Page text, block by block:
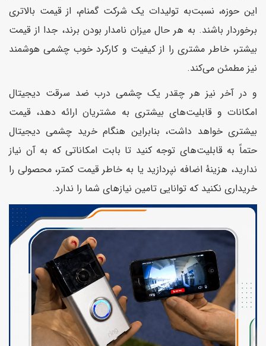
این حوزه، نسبت‌به تولیدات یک شرکت گمنام، از قیمت بالاتری
برخوردار باشند. به هر حال میزان نامدار بودن برند، جدا از قیمت
بیشتر، خاطر مشتری را از کیفیت و کارکرد خوب چشمی هوشمند
نیز مطمئن می‌کند.
و در آخر نیز هر چقدر یک چشمی درب ضد سرقت دیجیتال
امکانات و قابلیت‌های بیشتری به مشتریان ارائه دهد، قیمت
بیشتری خواهد داشت، بنابراین هنگام خرید چشمی دیجیتال
حتماً به قابلیت‌های توجه کنید تا بابت امکاناتی که به آن نیاز
ندارید، هزینهٔ اضافه نپردازید یا به خاطر قیمت کمتر، محصولی را
خریداری نکنید که توانایی تامین نیازهای شما را ندارد.